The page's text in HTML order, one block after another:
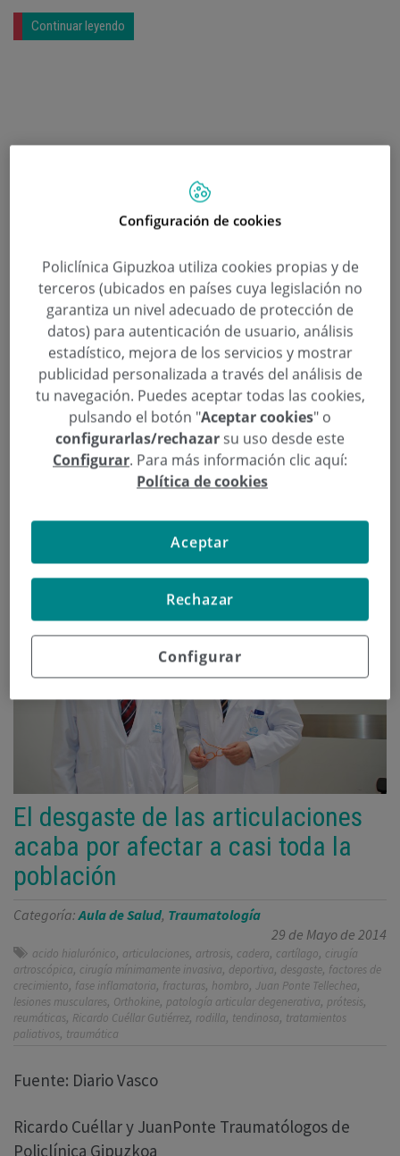
Continuar leyendo
Juan Ponte Tellechea
Categoría:Traumatología
30 de Julio de 2014
Juan Ponte Tellechea
El desgaste de las articulaciones
acaba por afectar a casi toda la
población
Categoría:Aula de Salud, Traumatología
29 de Mayo de 2014
acido hialurónico, articulaciones, artrosis, cadera, cartílago, cirugía
artroscópica, cirugía mínimamente invasiva, deportiva, desgaste, factores de
crecimiento, fase inflamatoria, fracturas, hombro, Juan Ponte Tellechea,
lesiones musculares, Orthokine, patología articular degenerativa, prótesis,
reumáticas, Ricardo Cuéllar Gutiérrez, rodilla, tendinosa, tratamientos
paliativos, traumática
Fuente: Diario Vasco
Ricardo Cuéllar y JuanPonte Traumatólogos de
Policlínica Gipuzkoa
Configuración de cookies
Policlínica Gipuzkoa utiliza cookies propias y de
terceros (ubicados en países cuya legislación no
garantiza un nivel adecuado de protección de
datos) para autenticación de usuario, análisis
estadístico, mejora de los servicios y mostrar
publicidad personalizada a través del análisis de
tu navegación. Puedes aceptar todas las cookies,
pulsando el botón "Aceptar cookies" o
configurarlas/rechazar su uso desde este
Configurar. Para más información clic aquí:
Política de cookies
Configurar
Rechazar
Aceptar